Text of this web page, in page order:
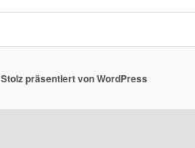
Stolz präsentiert von WordPress